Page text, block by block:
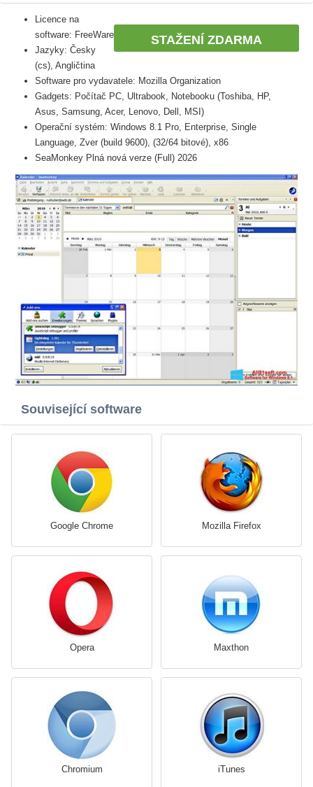
STAŽENÍ ZDARMA
Licence na
software: FreeWare
Jazyky: Česky
(cs), Angličtina
Software pro vydavatele: Mozilla Organization
Gadgets: Počítač PC, Ultrabook, Notebooku (Toshiba, HP,
Asus, Samsung, Acer, Lenovo, Dell, MSI)
Operační systém: Windows 8.1 Pro, Enterprise, Single
Language, Zver (build 9600), (32/64 bitové), x86
SeaMonkey Plná nová verze (Full) 2026
Související software
Google Chrome Mozilla Firefox
Opera Maxthon
Chromium iTunes